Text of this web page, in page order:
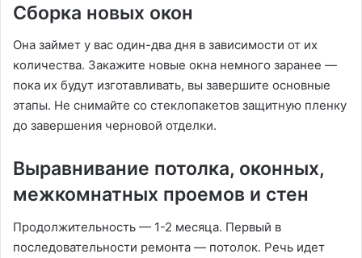
Сборка новых окон
Она займет у вас один-два дня в зависимости от их
количества. Закажите новые окна немного заранее —
пока их будут изготавливать, вы завершите основные
этапы. Не снимайте со стеклопакетов защитную пленку
до завершения черновой отделки.
Выравнивание потолка, оконных,
межкомнатных проемов и стен
Продолжительность — 1-2 месяца. Первый в
последовательности ремонта — потолок. Речь идет